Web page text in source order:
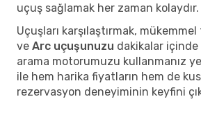
uçuş sağlamak her zaman kolaydır.
Uçuşları karşılaştırmak, mükemmel
ve Arc uçuşunuzu dakikalar içinde
arama motorumuzu kullanmanız
ile hem harika fiyatların hem de
rezervasyon deneyiminin keyfini